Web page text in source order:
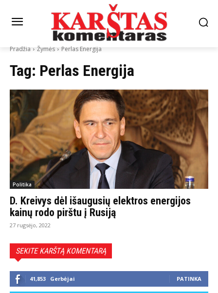
Pradžia Žymės Perlas Energija
Tag: Perlas Energija
Politika
D. Kreivys dėl išaugusių elektros energijos
kainų rodo pirštu į Rusiją
27 rugsėjo, 2022
SEKITE KARŠTĄ KOMENTARĄ
41,853 Gerbėjai PATINKA